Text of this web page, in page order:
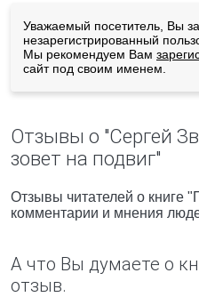
Уважаемый посетитель, Вы
незарегистрированный
Мы рекомендуем Вам
сайт под своим именем.
Отзывы о "Сергей
зовет на подвиг"
Отзывы читателей о книге
комментарии и мнения
А что Вы думаете о
отзыв.